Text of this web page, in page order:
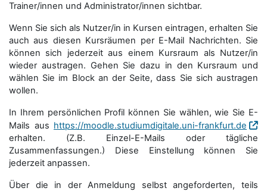
Trainer/innen und Administrator/innen sichtbar.
Wenn Sie sich als Nutzer/in in Kursen eintragen, erhalten Sie
auch aus diesen Kursräumen per E-Mail Nachrichten. Sie
können sich jederzeit aus einem Kursraum als Nutzer/in
wieder austragen. Gehen Sie dazu in den Kursraum und
wählen Sie im Block an der Seite, dass Sie sich austragen
wollen.
In Ihrem persönlichen Profil können Sie wählen, wie Sie E-
Mails aus https://moodle.studiumdigitale.uni-frankfurt.de
erhalten. (Z.B. Einzel-E-Mails oder tägliche
Zusammenfassungen.) Diese Einstellung können Sie
jederzeit anpassen.
Über die in der Anmeldung selbst angeforderten, teils